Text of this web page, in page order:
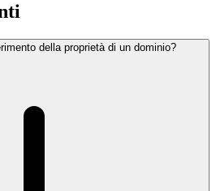
della proprietà di un dominio?